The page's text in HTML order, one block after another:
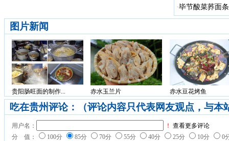
·毕节酸菜荞面
图片新闻
贵阳肠旺面的制作... 赤水玉兰片 赤水豆花烤鱼
吃在贵州评论：（评论内容只代表网友观点，与本
用户名： ！ 查看更多评论
分 值：
100分 85分 70分 55分 40分 25分 10分 0